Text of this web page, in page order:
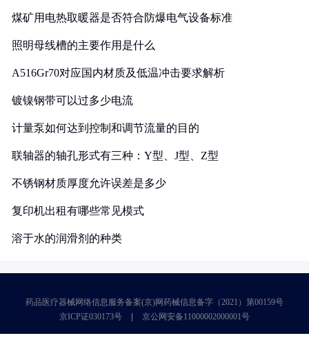
煤矿用电热取暖器是否符合防爆电气设备标准
照明母线槽的主要作用是什么
A516Gr70对应国内材质及低温冲击要求解析
镀镍钢带可以过多少电流
计量泵如何达到控制和调节流量的目的
联轴器的轴孔形式有三种：Y型、J型、Z型
不锈钢材质厚度允许误差是多少
复印机出租有哪些常见模式
溶于水的润滑剂的种类
药品医疗器械网络信息服务备案(京)网药械信息备字（2021）第00159号
京ICP证030173号
京公网安备11000002000001号